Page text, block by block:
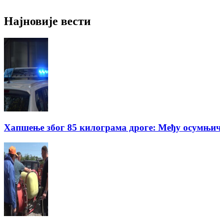
Најновије вести
Хапшење због 85 килограма дроге: Међу